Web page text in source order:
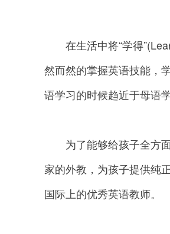
在生活中将“学得
然而然的掌握英语技能，
语学习的时候趋近于母语
为了能够给孩子全方面
家的外教，为孩子提供纯
国际上的优秀英语教师。